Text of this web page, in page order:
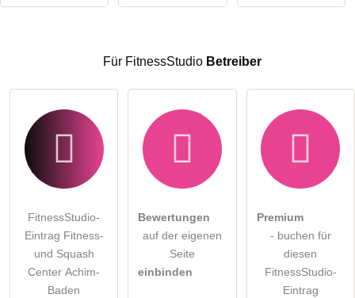
Für FitnessStudio Betreiber
FitnessStudio-
Eintrag Fitness-
und Squash
Center Achim-
Baden
Bewertungen
auf der eigenen
Seite
einbinden
Premium
- buchen für
diesen
FitnessStudio-
Eintrag